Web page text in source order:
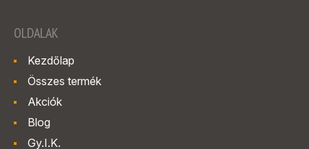
OLDALAK
Kezdőlap
Összes termék
Akciók
Blog
Gy.I.K.